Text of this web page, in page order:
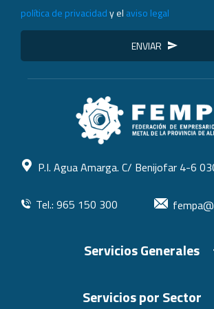
política de privacidady el aviso legal
ENVIAR
P.I. Agua Amarga. C/ Benijofar 4-6
Tel.: 965 150 300
Servicios Generales
Servicios por Sector